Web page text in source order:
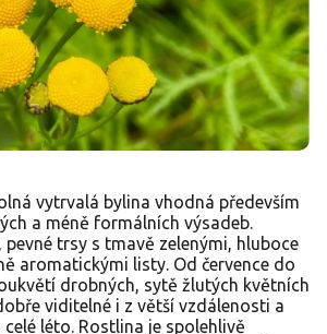
vytrvalá bylina vhodná především
a méně formálních výsadeb.
trsy s tmavě zelenými, hluboce
aromatickými listy. Od července do
drobných, sytě žlutých květních
viditelné i z větší vzdálenosti a
léto. Rostlina je spolehlivě